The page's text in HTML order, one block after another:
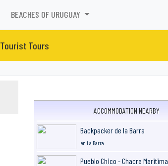
BEACHES OF URUGUAY
Tourist Tours
ACCOMMODATION NEARBY
Backpacker de la Barra
en La Barra
Pueblo Chico - Chacra Maritima